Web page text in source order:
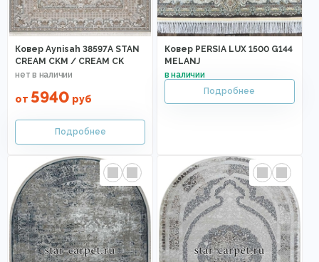
Ковер Aynisah 38597A STAN
CREAM CKM / CREAM CK
от 5940 руб
Ковер PERSIA LUX 1500 G144
MELANJ